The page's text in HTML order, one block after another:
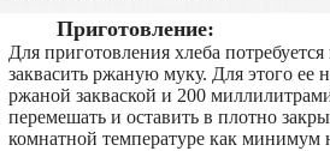
Приготовление:
Для приготовления хлеба
заквасить ржаную муку. Для этого ее
ржаной закваской и 200
перемешать и оставить в плотно
комнатной температуре как минимум